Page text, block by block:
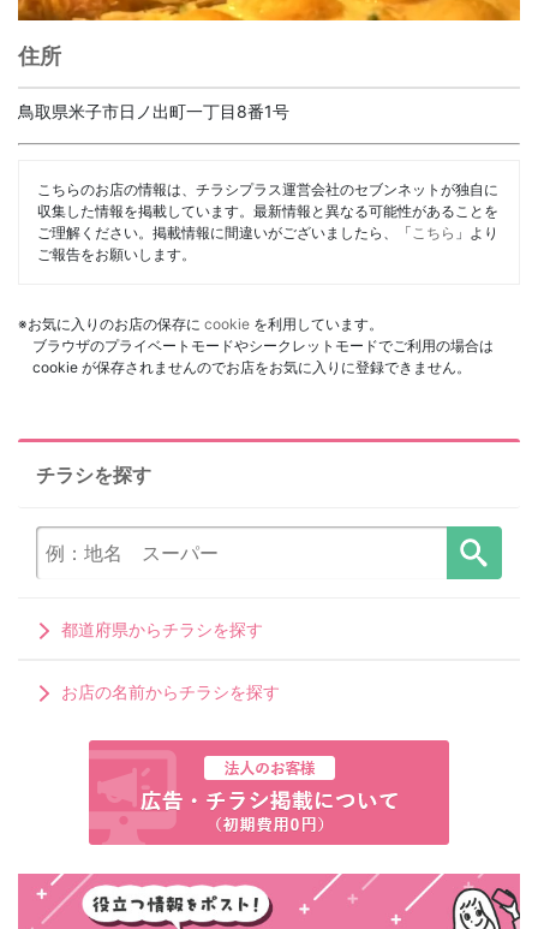
住所
鳥取県米子市日ノ出町一丁目8番1号
こちらのお店の情報は、チラシプラス運営会社のセブンネットが独自に
収集した情報を掲載しています。最新情報と異なる可能性があることを
ご理解ください。掲載情報に間違いがございましたら、「 こちら 」より
ご報告をお願いします。
※お気に入りのお店の保存に cookie を利用しています。
ブラウザのプライベートモードやシークレットモードでご利用の場合は
cookie が保存されませんのでお店をお気に入りに登録できません。
チラシを探す
都道府県からチラシを探す
お店の名前からチラシを探す